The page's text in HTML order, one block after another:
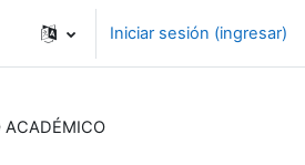
Iniciar sesión (ingresar)
ACADÉMICO